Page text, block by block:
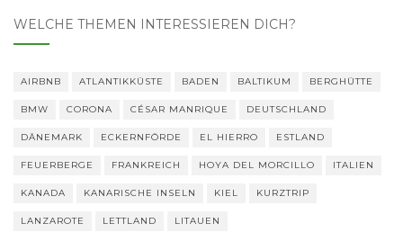
WELCHE THEMEN INTERESSIEREN DICH?
AIRBNB ATLANTIKKÜSTE BADEN BALTIKUM BERGHÜTTE
BMW CORONA CÉSAR MANRIQUE DEUTSCHLAND
DÄNEMARK ECKERNFÖRDE EL HIERRO ESTLAND
FEUERBERGE FRANKREICH HOYA DEL MORCILLO ITALIEN
KANADA KANARISCHE INSELN KIEL KURZTRIP
LANZAROTE LETTLAND LITAUEN